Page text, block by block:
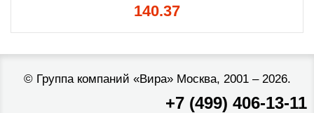
140.37
© Группа компаний «Вира»Москва, 2001 – 2026.
+7 (499) 406-13-11